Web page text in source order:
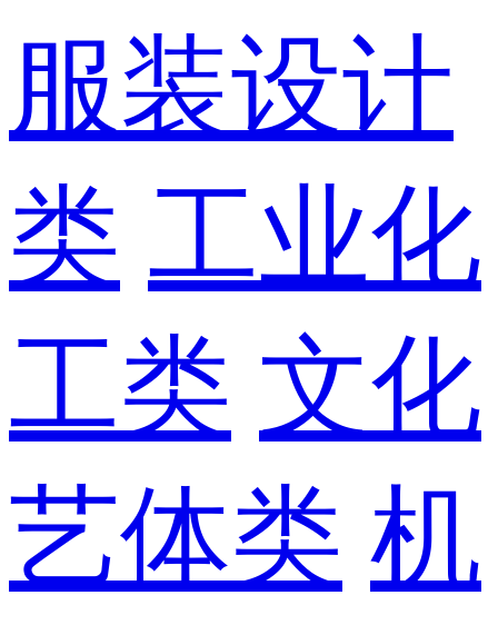
服装设计
类 工业化
工类 文化
艺体类 机